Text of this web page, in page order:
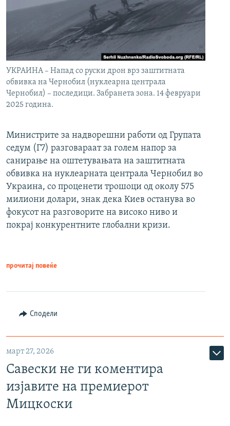
УКРАИНА – Напад со руски дрон врз заштитната
обвивка на Чернобил (нуклеарна централа
Чернобил) – последици. Забранета зона. 14 февруари
2025 година.
Министрите за надворешни работи од Групата
седум (Г7) разговараат за голем напор за
санирање на оштетувањата на заштитната
обвивка на нуклеарната централа Чернобил во
Украина, со проценети трошоци од околу 575
милиони долари, знак дека Киев останува во
фокусот на разговорите на високо ниво и
покрај конкурентните глобални кризи.
прочитај повеќе
Сподели
март 27, 2026
Савески не ги коментира
изјавите на премиерот
Мицкоски